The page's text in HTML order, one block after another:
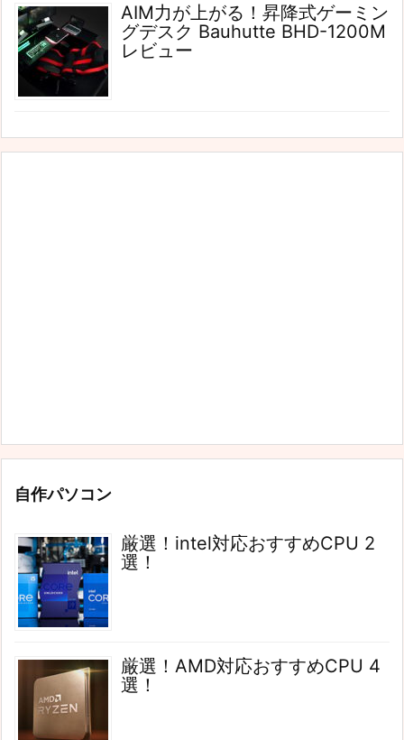
AIM力が上がる！昇降式ゲーミン
グデスク Bauhutte BHD-1200M
レビュー
自作パソコン
厳選！intel対応おすすめCPU 2
選！
厳選！AMD対応おすすめCPU 4
選！